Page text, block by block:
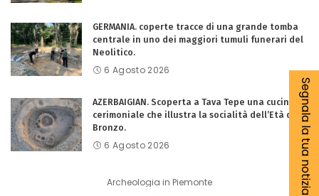
GERMANIA. coperte tracce di una grande tomba
centrale in uno dei maggiori tumuli funerari del
Neolitico.
6 Agosto 2026
AZERBAIGIAN. Scoperta a Tava Tepe una cucina
cerimoniale che illustra la socialità dell’Età del
Bronzo.
6 Agosto 2026
Archeologia in Piemonte Segnala la tua notizia